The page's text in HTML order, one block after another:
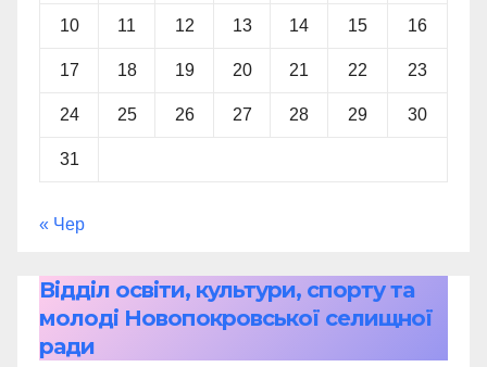
10 11 12 13 14 15 16
17 18 19 20 21 22 23
24 25 26 27 28 29 30
31
« Чер
Відділ освіти, культури, спорту та
молоді Новопокровської селищної
ради